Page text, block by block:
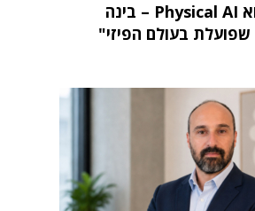
"העתיד הוא Physical AI – בינה
בעולם הפיזי"